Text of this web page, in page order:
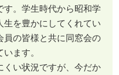
す。学生時代から昭和学
を豊かにしてくれてい
員の皆様と共に同窓会の
ます。
い状況ですが、今だか